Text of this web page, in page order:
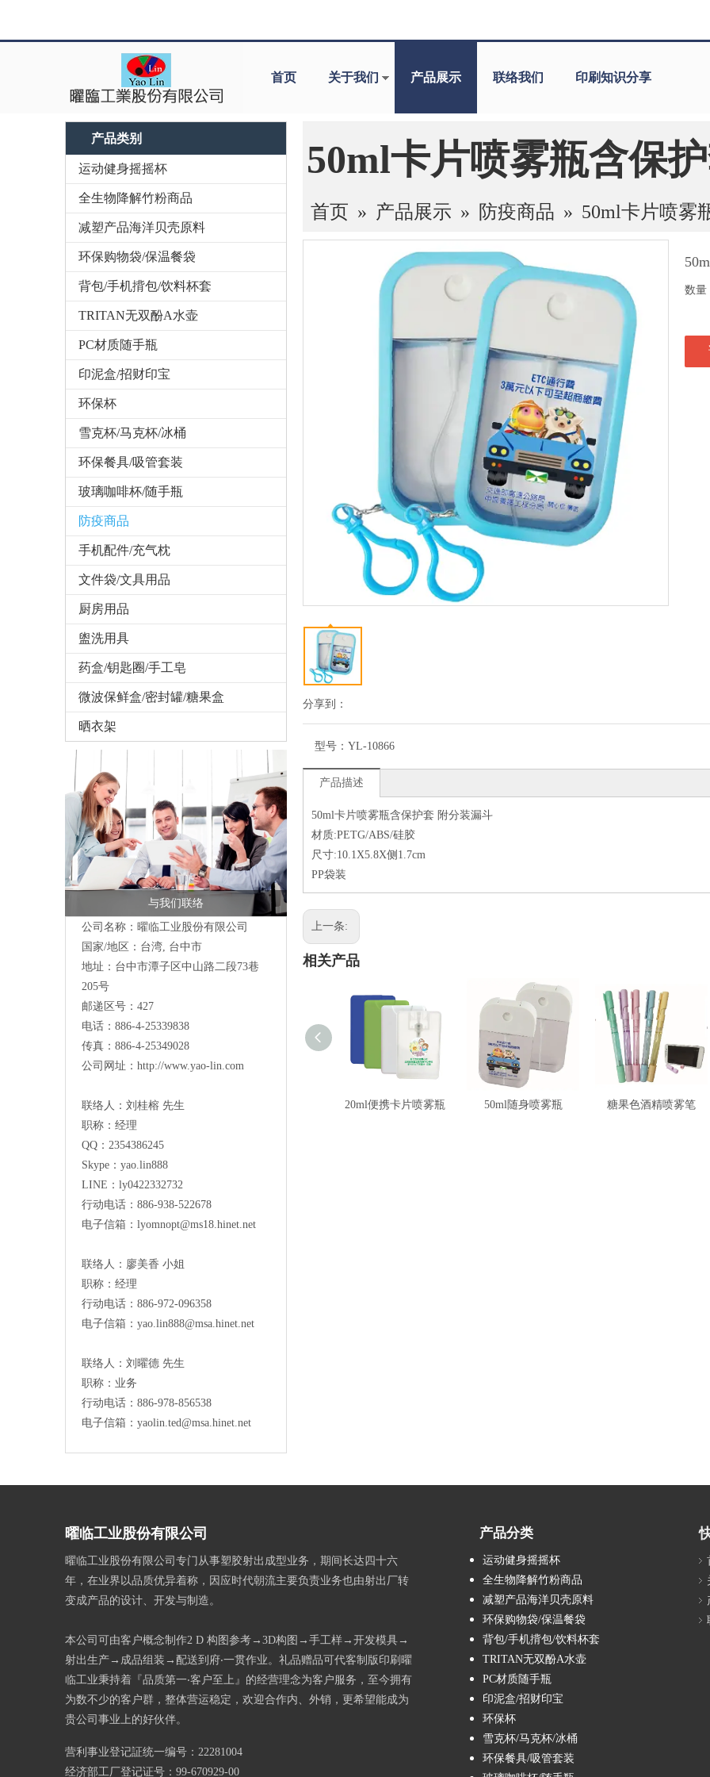
首页 关于我们 产品展示 联络我们 印刷知识分享
产品类别
运动健身摇摇杯
全生物降解竹粉商品
减塑产品海洋贝壳原料
环保购物袋/保温餐袋
背包/手机揹包/饮料杯套
TRITAN无双酚A水壶
PC材质随手瓶
印泥盒/招财印宝
环保杯
雪克杯/马克杯/冰桶
环保餐具/吸管套装
玻璃咖啡杯/随手瓶
防疫商品
手机配件/充气枕
文件袋/文具用品
厨房用品
盥洗用具
药盒/钥匙圈/手工皂
微波保鲜盒/密封罐/糖果盒
晒衣架
与我们联络
公司名称：曜临工业股份有限公司
国家/地区：台湾, 台中市
地址： 台中市潭子区中山路二段73巷
205号
邮递区号：427
电话：886-4-25339838
传真：886-4-25349028
公司网址： http://www.yao-lin.com
联络人：刘桂榕 先生
职称：经理
QQ：2354386245
Skype：yao.lin888
LINE：ly0422332732
行动电话：886-938-522678
电子信箱： lyomnopt@ms18.hinet.net
联络人：廖美香 小姐
职称：经理
行动电话：886-972-096358
电子信箱： yao.lin888@msa.hinet.net
联络人：刘曜德 先生
职称：业务
行动电话：886-978-856538
电子信箱：yaolin.ted@msa.hinet.net
50ml卡片喷雾瓶含保
首页 » 产品展示 » 防疫商品 » 50ml卡片喷雾
分享到：
数量
型号： YL-10866
产品描述
50ml卡片喷雾瓶含保护套 附分装漏斗
材质:PETG/ABS/硅胶
尺寸:10.1X5.8X侧1.7cm
PP袋装
上一条:
相关产品
20ml便携卡片喷雾瓶 50ml随身喷雾瓶 糖果色酒精喷雾笔
曜临工业股份有限公司
曜临工业股份有限公司专门从事塑胶射出成型业务，期间长达四十六
年，在业界以品质优异着称，因应时代朝流主要负责业务也由射出厂转
变成产品的设计、开发与制造。
本公司可由客户概念制作2 D 构图参考→3D构图→手工样→开发模具→
射出生产→成品组装→配送到府‧一贯作业。礼品赠品可代客制版印刷曜
临工业秉持着『品质第一‧客户至上』的经营理念为客户服务，至今拥有
为数不少的客户群，整体营运稳定，欢迎合作内、外销，更希望能成为
贵公司事业上的好伙伴。
营利事业登记証统一编号：22281004
经济部工厂登记证号：99-670929-00
产品分类
运动健身摇摇杯
全生物降解竹粉商品
减塑产品海洋贝壳原料
环保购物袋/保温餐袋
背包/手机揹包/饮料杯套
TRITAN无双酚A水壶
PC材质随手瓶
印泥盒/招财印宝
环保杯
雪克杯/马克杯/冰桶
环保餐具/吸管套装